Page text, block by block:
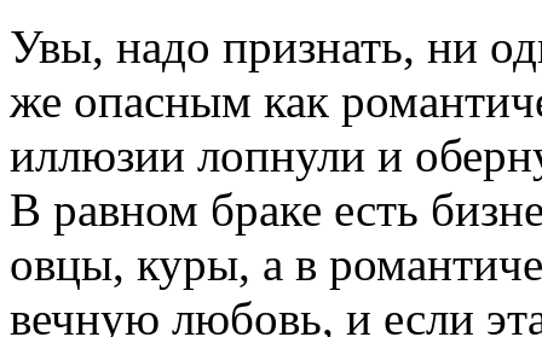
Увы, надо признать, ни
же опасным как
иллюзии лопнули и
В равном браке есть
овцы, куры, а в
вечную любовь, и если